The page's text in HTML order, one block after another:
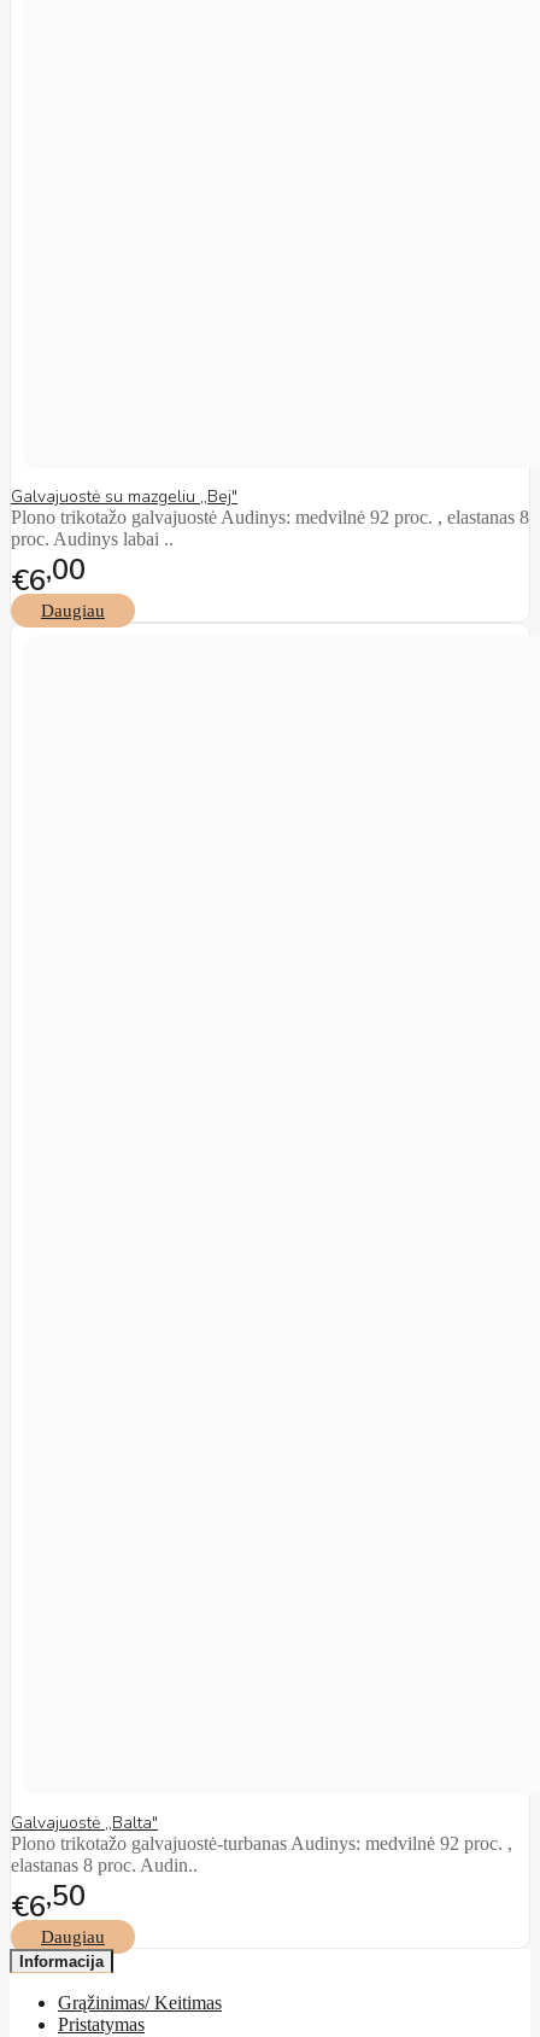
Galvajuostė su mazgeliu ,,Bej"
Plono trikotažo galvajuostė Audinys: medvilnė 92 proc. , elastanas 8
proc. Audinys labai ..
€6 00
Daugiau
Galvajuostė ,,Balta"
Plono trikotažo galvajuostė-turbanas Audinys: medvilnė 92 proc. ,
elastanas 8 proc. Audin..
€6 50
Daugiau
Informacija
Grąžinimas/ Keitimas
Pristatymas